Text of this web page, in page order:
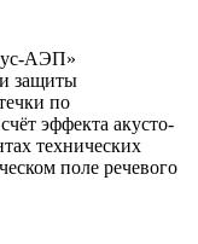
АЭП»
защиты
по
эффекта акусто-
технических
поле речевого